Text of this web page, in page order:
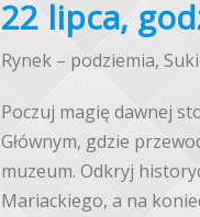
22 lipca,
Rynek – podziemia,
Poczuj magię dawnej
Głównym, gdzie
muzeum. Odkryj
Mariackiego, a na